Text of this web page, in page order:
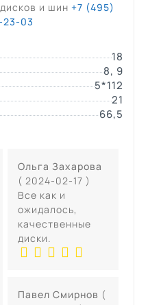
и шин +7 (495)
23-03
18
8, 9
5*112
21
66,5
Ольга Захарова
( 2024-02-17 )
Все как и
ожидалось,
качественные
диски.
Павел Смирнов (